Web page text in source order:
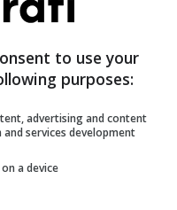
kur Mehani
aktivistë të LVV-
ndërsa më pas
të Qendrës,
to use your
purposes:
advertising and content
services development
a device